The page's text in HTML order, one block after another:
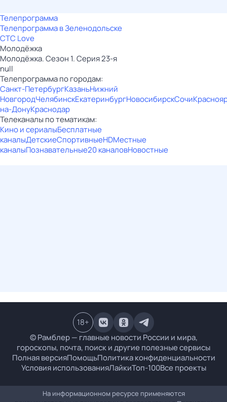
Телепрограмма
Телепрограмма в Зеленодольске
СТС Love
Молодёжка
Молодёжка. Сезон 1. Серия 23-я
null
Телепрограмма по городам:
Санкт-ПетербургКазаньНижний
НовгородЧелябинскЕкатеринбургНовосибирскСочи
на-ДонуКраснодар
Телеканалы по тематикам:
Кино и сериалыБесплатные
каналыДетскиеСпортивныеHDМестные
каналыПознавательные20 каналовНовостные
© Рамблер — главные новости России и мира,
гороскопы, почта, поиск и другие полезные сервисы
Полная версияПомощьПолитика конфиденциальности
Условия использованияЛайкиТоп-100Все проекты
18+
На информационном ресурсе применяются